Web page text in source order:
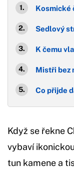
Kosmické
Sedlový
K čemu
Mistři bez
Co přijde
Když se řekne
vybaví
tun kamene a